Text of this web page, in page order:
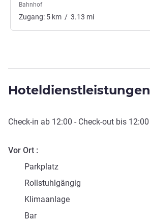
Bahnhof
Zugang: 5 km / 3.13 mi
Hoteldienstleistungen
Check-in ab 12:00 - Check-out bis 12:00
Vor Ort
Parkplatz
Rollstuhlgängig
Klimaanlage
Bar